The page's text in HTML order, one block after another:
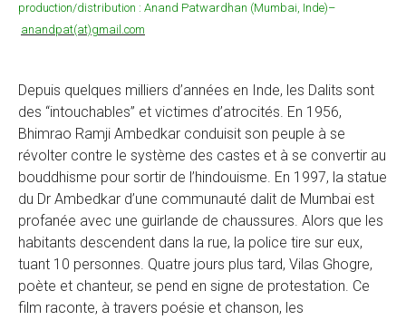
production/distribution : Anand Patwardhan (Mumbai, Inde)–
anandpat(at)gmail.com
Depuis quelques milliers d’années en Inde, les Dalits sont
des “intouchables” et victimes d’atrocités. En 1956,
Bhimrao Ramji Ambedkar conduisit son peuple à se
révolter contre le système des castes et à se convertir au
bouddhisme pour sortir de l’hindouisme. En 1997, la statue
du Dr Ambedkar d’une communauté dalit de Mumbai est
profanée avec une guirlande de chaussures. Alors que les
habitants descendent dans la rue, la police tire sur eux,
tuant 10 personnes. Quatre jours plus tard, Vilas Ghogre,
poète et chanteur, se pend en signe de protestation. Ce
film raconte, à travers poésie et chanson, les